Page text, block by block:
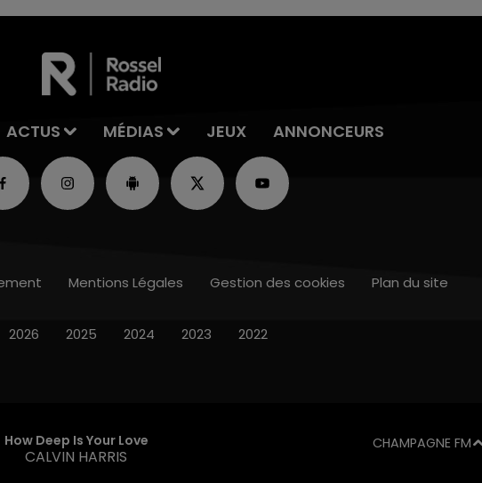
ACTUS MÉDIAS JEUX ANNONCEURS
How Deep Is Your Love
CALVIN HARRIS
CHAMPAGNE FM
Mentions Légales Gestion des cookies Plan du site
2026 2025 2024 2023 2022